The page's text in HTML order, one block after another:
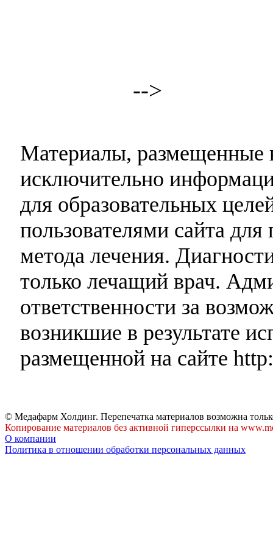
-->
Материалы, размещенные
исключительно
для образовательных
пользователями сайта
метода лечения.
только лечащий врач.
ответственности за
возникшие в результате
размещенной на сайте
© Медафарм Холдинг. Перепечатка материалов возможна
Копирование материалов без активной гиперссылки на
О компании
Политика в отношении обработки персональных данных